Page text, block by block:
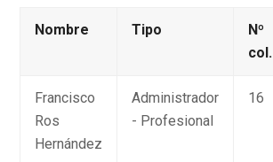
Nombre Tipo
Nº
col.
Francisco
Ros
Hernández
Administrador
- Profesional
16